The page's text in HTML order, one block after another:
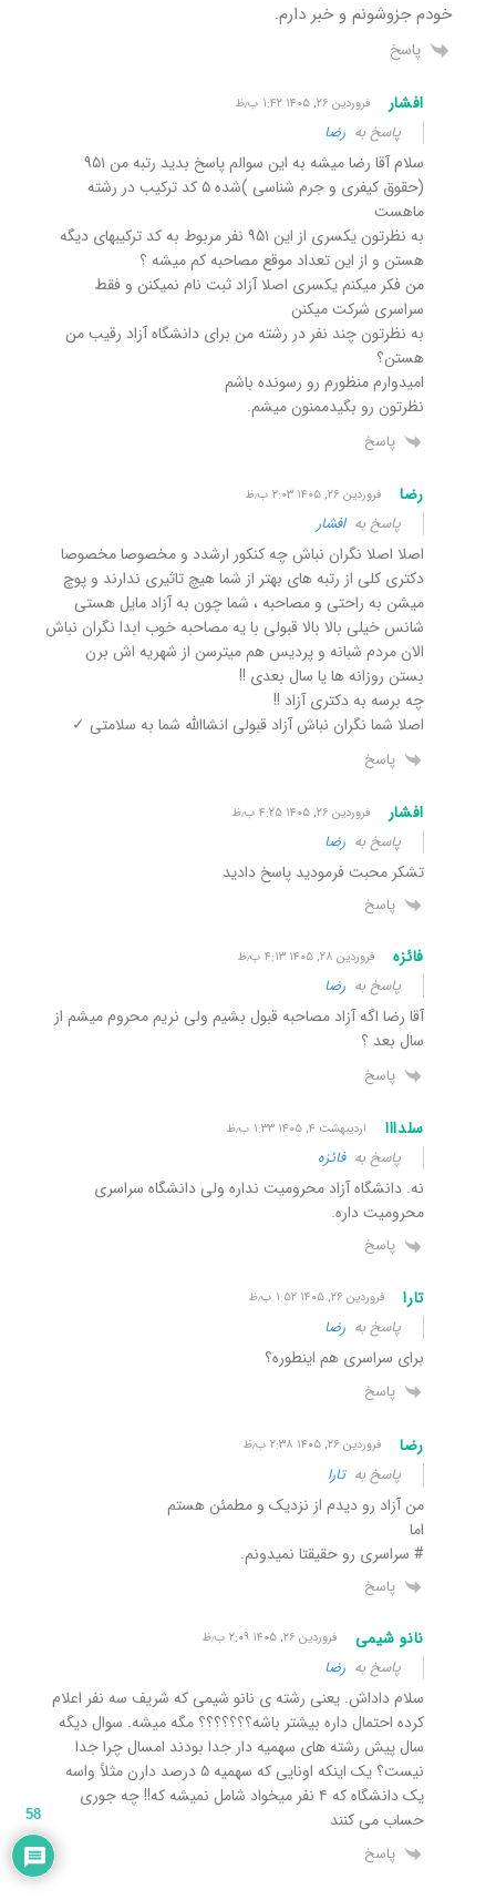
خودم جزوشونم و خبر دارم.
پاسخ
افشار فروردین ۲۶, ۱۴۰۵ ۱:۴۲ ب٫ظ
پاسخ به رضا
سلام آقا رضا میشه به این سوالم پاسخ بدید رتبه من ۹۵۱
(حقوق کیفری و جرم شناسی )شده ۵ کد ترکیب در رشته
ماهست
به نظرتون یکسری از این ۹۵۱ نفر مربوط به کد ترکیبهای دیگه
هستن و از این تعداد موقع مصاحبه کم میشه ؟
من فکر میکنم یکسری اصلا آزاد ثبت نام نمیکنن و فقط
سراسری شرکت میکنن
به نظرتون چند نفر در رشته من برای دانشگاه آزاد رقیب من
هستن؟
امیدوارم منظورم رو رسونده باشم
نظرتون رو بگیدممنون میشم.
پاسخ
رضا فروردین ۲۶, ۱۴۰۵ ۲:۰۳ ب٫ظ
پاسخ بهافشار
اصلا اصلا نگران نباش چه کنکور ارشدد و مخصوصا مخصوصا
دکتری کلی از رتبه های بهتر از شما هیچ تاثیری ندارند و پوچ
میشن به راحتی و مصاحبه ، شما چون به آزاد مایل هستی
شانس خیلی بالا بالا قبولی با یه مصاحبه خوب ابدا نگران نباش
الان مردم شبانه و پردیس هم میترسن از شهریه اش برن
بستن روزانه ها یا سال بعدی !!
چه برسه به دکتری آزاد !!
اصلا شما نگران نباش آزاد قبولی انشاالله شما به سلامتی ✓
پاسخ
افشار فروردین ۲۶, ۱۴۰۵ ۴:۲۵ ب٫ظ
پاسخ به رضا
تشکر محبت فرمودید پاسخ دادید
پاسخ
فائزه فروردین ۲۸, ۱۴۰۵ ۴:۱۳ ب٫ظ
پاسخ به رضا
آقا رضا اگه آزاد مصاحبه قبول بشیم ولی نریم محروم میشم از
سال بعد ؟
پاسخ
سلدااا اردیبهشت ۴, ۱۴۰۵ ۱:۳۳ ب٫ظ
پاسخ بهفائزه
نه. دانشگاه آزاد محرومیت نداره ولی دانشگاه سراسری
محرومیت داره.
پاسخ
تارا فروردین ۲۶, ۱۴۰۵ ۱:۵۲ ب٫ظ
پاسخ به رضا
برای سراسری هم اینطوره؟
پاسخ
رضا فروردین ۲۶, ۱۴۰۵ ۲:۳۸ ب٫ظ
پاسخ بهتارا
من آزاد رو دیدم از نزدیک و مطمئن هستم
اما
# سراسری رو حقیقتا نمیدونم.
پاسخ
نانو شیمی فروردین ۲۶, ۱۴۰۵ ۲:۰۹ ب٫ظ
پاسخ به رضا
سلام داداش. یعنی رشته ی نانو شیمی که شریف سه نفر اعلام
کرده احتمال داره بیشتر باشه؟؟؟؟؟؟؟ مگه میشه. سوال دیگه
سال پیش رشته های سهمیه دار جدا بودند امسال چرا جدا
نیست؟ یک اینکه اونایی که سهمیه ۵ درصد دارن مثلاً واسه
یک دانشگاه که ۴ نفر میخواد شامل نمیشه که!! چه جوری
حساب می کنند
پاسخ
58